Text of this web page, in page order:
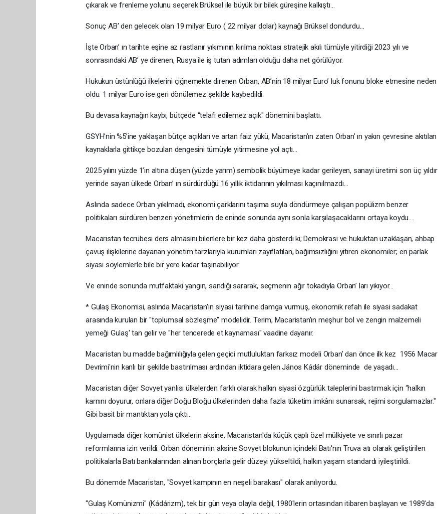
çıkarak ve frenleme yolunu seçerek Brüksel ile büyük bir bilek güreşine kalkıştı…
Sonuç AB’ den gelecek olan 19 milyar Euro ( 22 milyar dolar) kaynağı Brüksel dondurdu…
İşte Orban’ ın tarihte eşine az rastlanır yıkımının kırılma noktası stratejik akılı tümüyle yitirdiği 2023 yılı ve
sonrasındaki AB’ ye direnen, Rusya ile iş tutan adımları olduğu daha net görülüyor.
Hukukun üstünlüğü ilkelerini çiğnemekte direnen Orban, AB’nin 18 milyar Euro’ luk fonunu bloke etmesine neden
oldu. 1 milyar Euro ise geri dönülemez şekilde kaybedildi.
Bu devasa kaynağın kaybı, bütçede “telafi edilemez açık" dönemini başlattı.
GSYH’nin %5’ine yaklaşan bütçe açıkları ve artan faiz yükü, Macaristan’ın zaten Orban’ ın yakın çevresine akıtılan
kaynaklarla gittikçe bozulan dengesini tümüyle yitirmesine yol açtı…
2025 yılını yüzde 1’in altına düşen (yüzde yarım) sembolik büyümeye kadar gerileyen, sanayi üretimi son üç yıldır
yerinde sayan ülkede Orban’ ın sürdürdüğü 16 yıllık iktidarının yıkılması kaçınılmazdı…
Aslında sadece Orban yıkılmadı, ekonomi çarklarını taşıma suyla döndürmeye çalışan popülizm benzer
politikaları sürdüren benzeri yönetimlerin de eninde sonunda aynı sonla karşılaşacaklarını ortaya koydu….
Macaristan tecrübesi ders almasını bilenlere bir kez daha gösterdi ki; Demokrasi ve hukuktan uzaklaşan, ahbap
çavuş ilişkilerine dayanan yönetim tarzlarıyla kurumları zayıflatılan, bağımsızlığını yitiren ekonomiler; en parlak
siyasi söylemlerle bile bir yere kadar taşınabiliyor.
Ve eninde sonunda mutfaktaki yangın, sandığı sararak, seçmenin ağır tokadıyla Orban’ ları yıkıyor…
* Gulaş Ekonomisi, aslında Macaristan'ın siyasi tarihine damga vurmuş, ekonomik refah ile siyasi sadakat
arasında kurulan bir "toplumsal sözleşme" modelidir. Terim, Macaristan'ın meşhur bol ve zengin malzemeli
yemeği Gulaş' tan gelir ve "her tencerede et kaynaması" vaadine dayanır.
Macaristan bu madde bağımlılığıyla gelen geçici mutluluktan farksız modeli Orban’ dan önce ilk kez 1956 Macar
Devrimi'nin kanlı bir şekilde bastırılması ardından iktidara gelen János Kádár döneminde de yaşadı…
Macaristan diğer Sovyet yanlısı ülkelerden farklı olarak halkın siyasi özgürlük taleplerini bastırmak için “halkın
karnını doyurur, onlara diğer Doğu Bloğu ülkelerinden daha fazla tüketim imkânı sunarsak, rejimi sorgulamazlar."
Gibi basit bir mantıktan yola çıktı…
Uygulamada diğer komünist ülkelerin aksine, Macaristan'da küçük çaplı özel mülkiyete ve sınırlı pazar
reformlarına izin verildi. Orban döneminin aksine Sovyet blokunun içindeki Batı'nın Truva atı olarak geliştirilen
politikalarla Batı bankalarından alınan borçlarla gelir düzeyi yükseltildi, halkın yaşam standardı iyileştirildi.
Bu dönemde Macaristan, "Sovyet kampının en neşeli barakası" olarak anılıyordu.
"Gulaş Komünizmi" (Kádárizm), tek bir gün veya olayla değil, 1980'lerin ortasından itibaren başlayan ve 1989'da